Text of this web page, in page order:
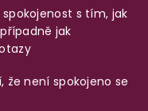
s tím, jak
jak
že není spokojeno se